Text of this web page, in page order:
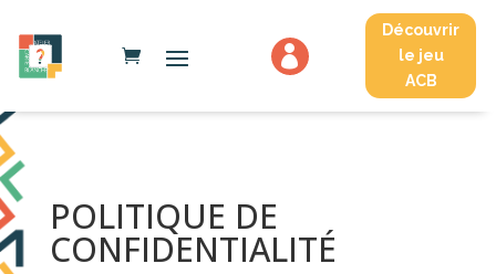

Découvrir
le jeu
ACB
POLITIQUE DE
CONFIDENTIALITÉ